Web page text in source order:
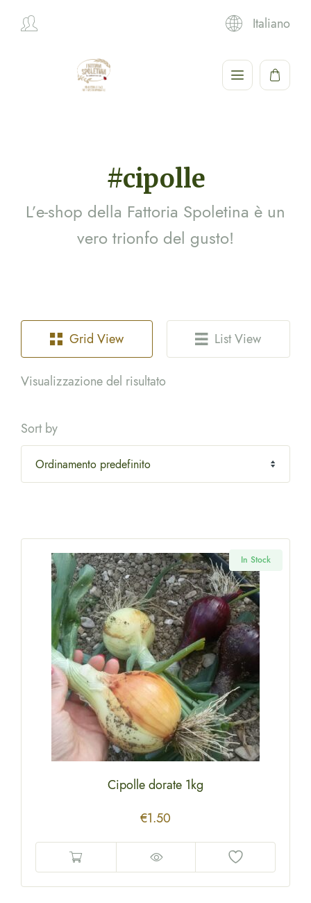
Hi, Italiano
#cipolle
L’e-shop della Fattoria Spoletina è un
vero trionfo del gusto!
Grid View List View
Visualizzazione del risultato
Sort by
In Stock
Cipolle dorate 1kg
€1.50